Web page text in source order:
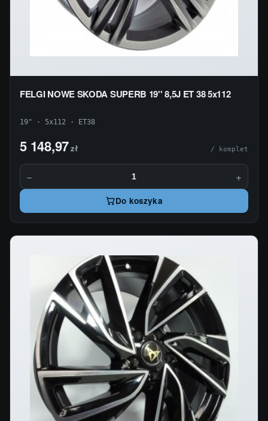
FELGI NOWE SKODA SUPERB 19'' 8,5J ET 38 5x112
19" · 5x112 · ET38
5 148,97zł / komplet
− +
Do koszyka